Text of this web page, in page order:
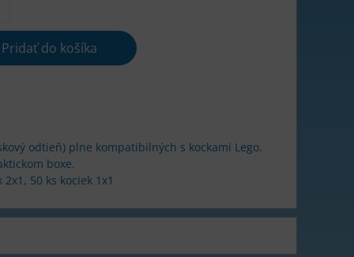
Pridať do košíka
odtieň) plne kompatibilných s kockami Lego.
boxe.
50 ks kociek 1x1